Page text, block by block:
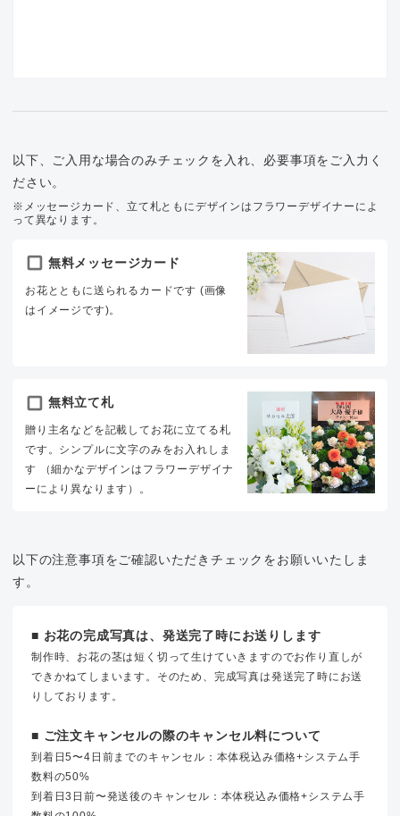
以下、ご入用な場合のみチェックを入れ、必要事項をご入力く
ださい。
※メッセージカード、立て札ともにデザインはフラワーデザイナーによ
って異なります。
無料メッセージカード
お花とともに送られるカードです (画像
はイメージです)。
無料立て札
贈り主名などを記載してお花に立てる札
です。シンプルに文字のみをお入れしま
す （細かなデザインはフラワーデザイナ
ーにより異なります）。
以下の注意事項をご確認いただきチェックをお願いいたしま
す。
■ お花の完成写真は、発送完了時にお送りします
制作時、お花の茎は短く切って生けていきますのでお作り直しが
できかねてしまいます。そのため、完成写真は発送完了時にお送
りしております。
■ ご注文キャンセルの際のキャンセル料について
到着日5〜4日前までのキャンセル：本体税込み価格+システム手
数料の50%
到着日3日前〜発送後のキャンセル：本体税込み価格+システム手